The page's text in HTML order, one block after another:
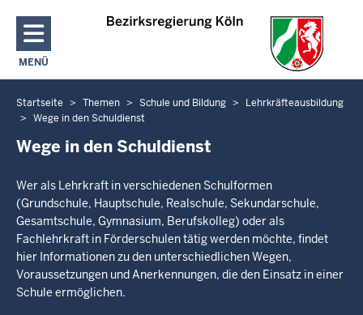
Direkt zum Inhalt
MENÜ
NAVIGATION AKTIVIEREN/DEAKTIVIEREN: HAUPTMENÜ
Sie
befinden
sich
Startseite Themen Schule und Bildung
Lehrkräfteausbildung
Wege in den Schuldienst
Wege in den Schuldienst
Wer als Lehrkraft in verschiedenen Schulformen
(Grundschule, Hauptschule, Realschule, Sekundarschule,
Gesamtschule, Gymnasium, Berufskolleg) oder als
Fachlehrkraft in Förderschulen tätig werden möchte, findet
hier Informationen zu den unterschiedlichen Wegen,
Voraussetzungen und Anerkennungen, die den Einsatz in einer
Schule ermöglichen.